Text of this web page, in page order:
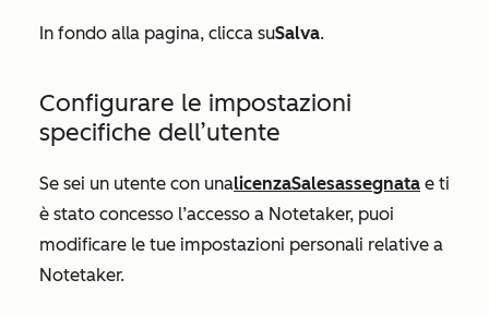
In fondo alla pagina, clicca suSalva.
Configurare le impostazioni
specifiche dell’utente
Se sei un utente con unalicenzaSalesassegnata e ti
è stato concesso l’accesso a Notetaker, puoi
modificare le tue impostazioni personali relative a
Notetaker.